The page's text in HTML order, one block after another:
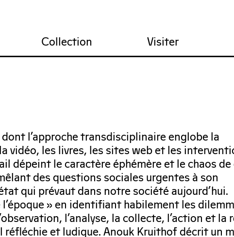
Collection Visiter
Comité technique
Infos pratiques
l’approche transdisciplinaire englobe la
vidéo, les livres, les sites web et les
dépeint le caractère éphémère et le chaos de
des questions sociales urgentes à son
qui prévaut dans notre société aujourd’hui.
» en identifiant habilement les
l’analyse, la collecte, l’action et la
réfléchie et ludique. Anouk Kruithof décrit un